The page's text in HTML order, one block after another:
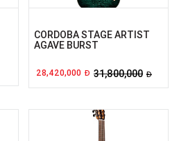
CORDOBA STAGE ARTIST
AGAVE BURST
28,420,000 Đ 31,800,000 Đ